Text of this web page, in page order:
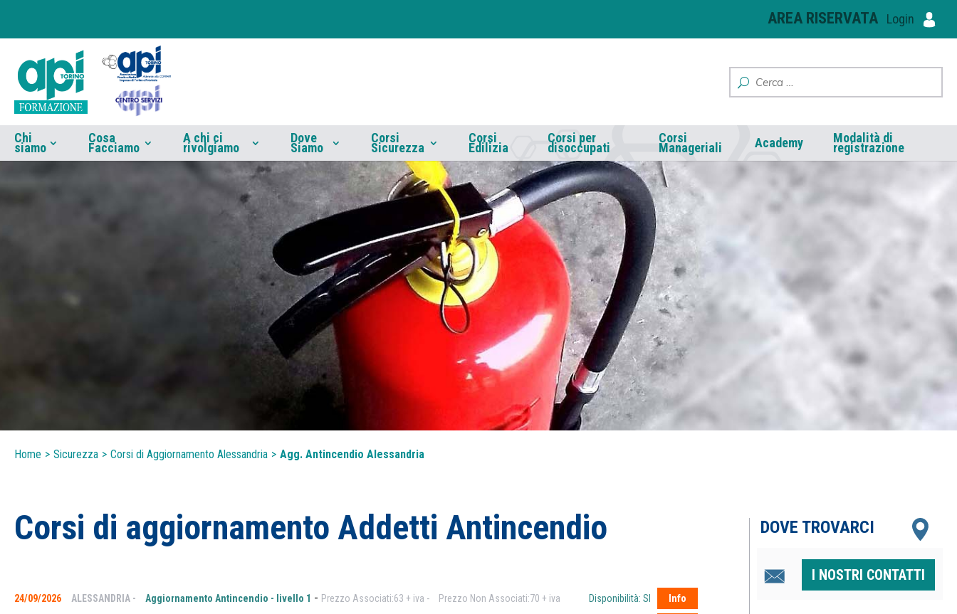
AREA RISERVATA Login
Chi
siamo
Cosa
Facciamo
A chi ci
rivolgiamo
Dove
Siamo
Corsi
Sicurezza
Corsi
Edilizia
Corsi per
disoccupati
Corsi
Manageriali Academy Modalità di
registrazione
Home > Sicurezza > Corsi di Aggiornamento Alessandria > Agg. Antincendio Alessandria
Corsi di aggiornamento Addetti Antincendio
24/09/2026 ALESSANDRIA - Aggiornamento Antincendio - livello 1 - Prezzo Associati:63 + iva - Prezzo Non Associati:70 + iva Disponibilità: SI Info
DOVE TROVARCI
I NOSTRI CONTATTI